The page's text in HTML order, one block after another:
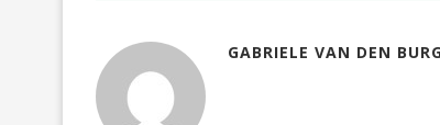
GABRIELE VAN DEN